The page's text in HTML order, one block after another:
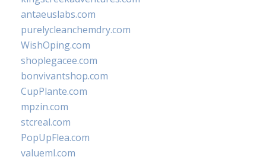
antaeuslabs.com
purelycleanchemdry.com
WishOping.com
shoplegacee.com
bonvivantshop.com
CupPlante.com
mpzin.com
stcreal.com
PopUpFlea.com
valueml.com